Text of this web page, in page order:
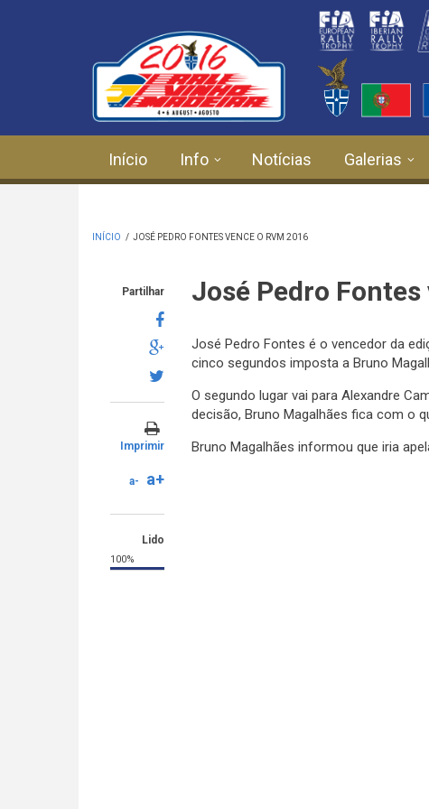
Início Info Notícias Galerias
INÍCIO / JOSÉ PEDRO FONTES VENCE O RVM 2016
Partilhar
Imprimir
a- a+
Lido
100%
José Pedro Fontes
José Pedro Fontes é o vencedor da
cinco segundos imposta a Bruno
O segundo lugar vai para Alexandre
decisão, Bruno Magalhães fica com o
Bruno Magalhães informou que iria